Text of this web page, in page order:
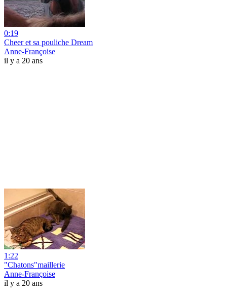
0:19
Cheer et sa pouliche Dream
Anne-Françoise
il y a 20 ans
1:22
"Chatons"maillerie
Anne-Françoise
il y a 20 ans